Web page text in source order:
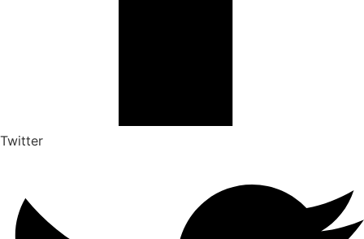
Twitter